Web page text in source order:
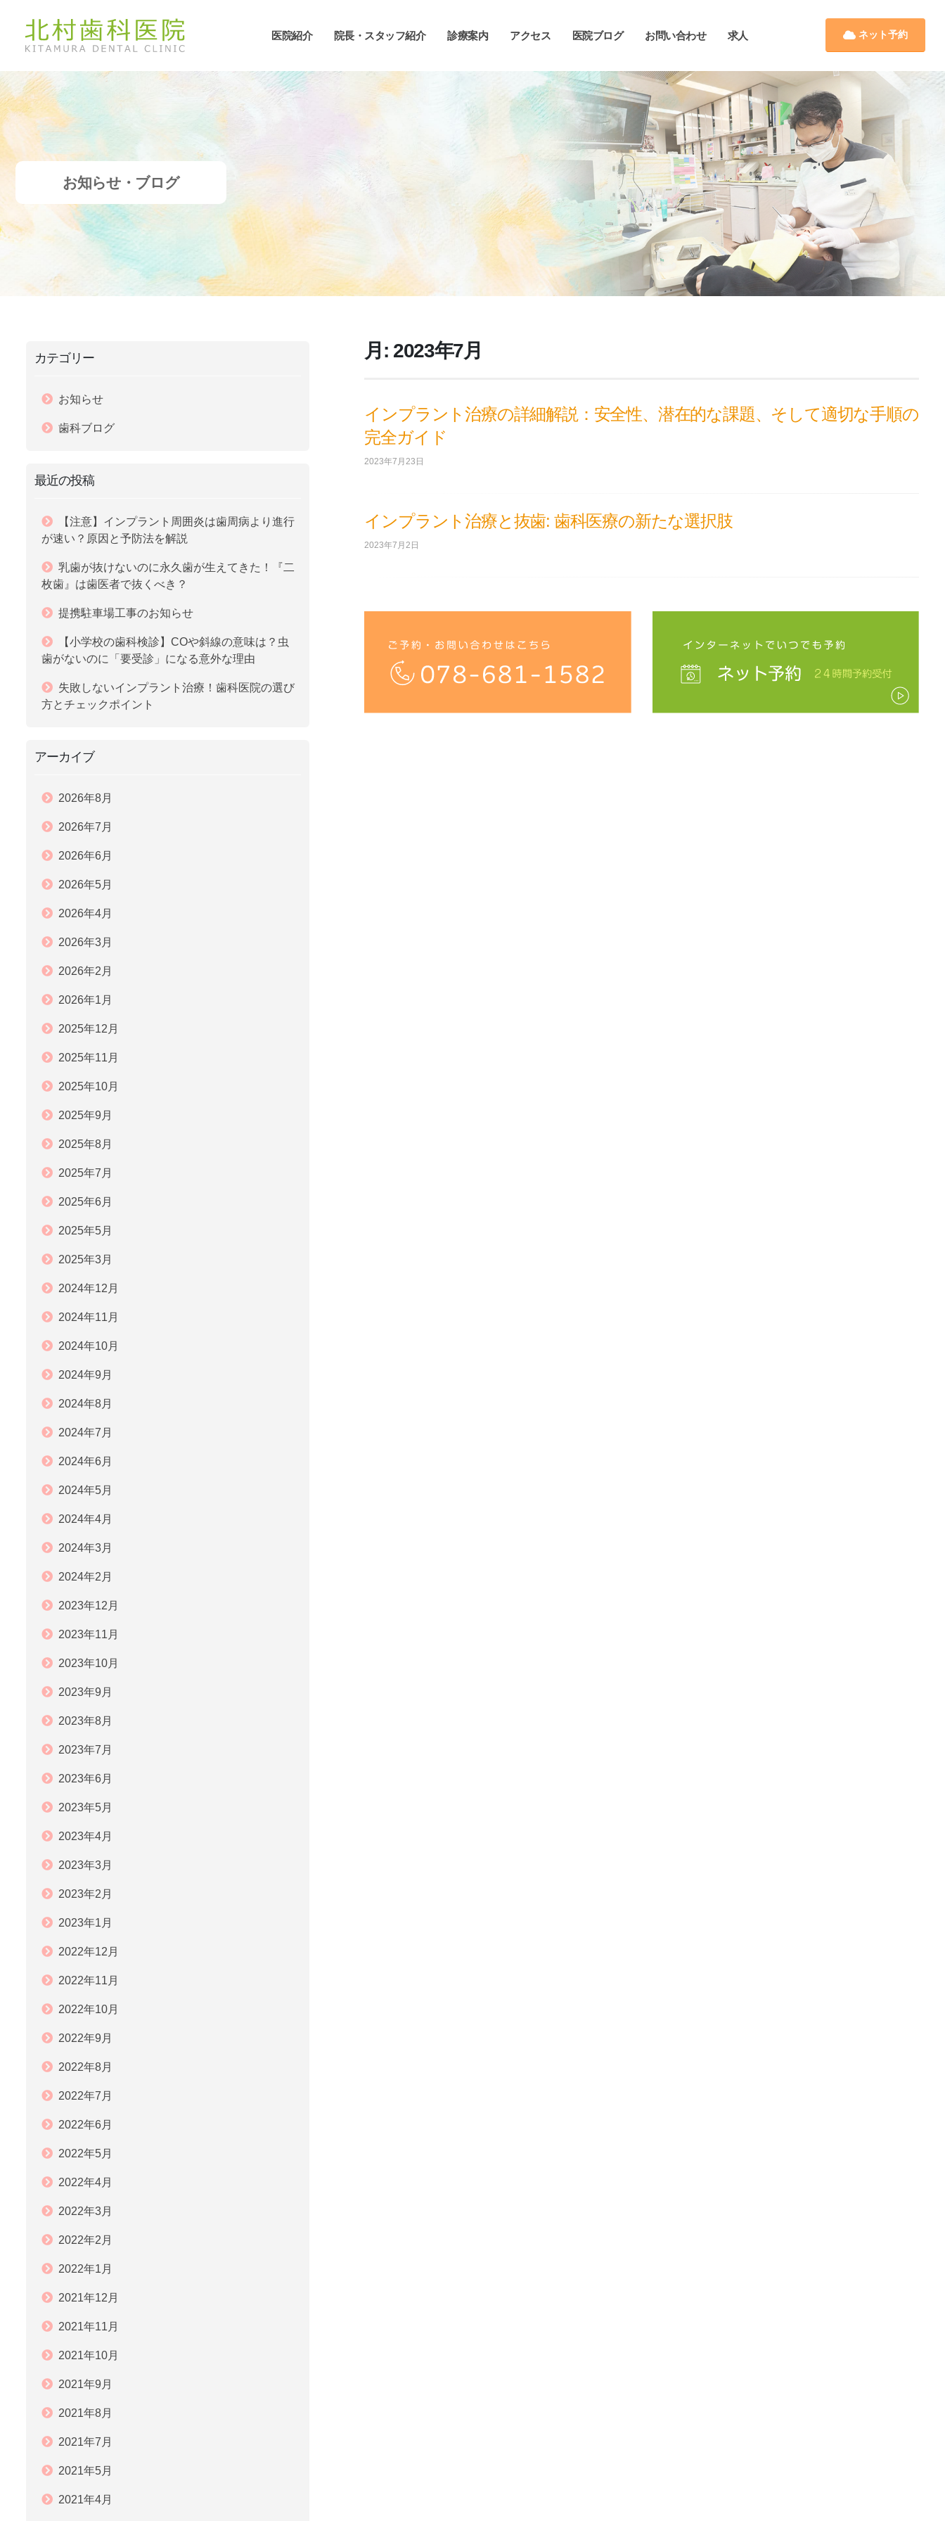
医院紹介 院長・スタッフ紹介 診療案内 アクセス 医院ブログ お問い合わせ 求人 ネット予約
お知らせ・ブログ
月: 2023年7月
インプラント治療の詳細解説：安全性、潜在的な課題、そして適切な手順の
完全ガイド
2023年7月23日
インプラント治療と抜歯: 歯科医療の新たな選択肢
2023年7月2日
カテゴリー
お知らせ
歯科ブログ
最近の投稿
【注意】インプラント周囲炎は歯周病より進行
が速い？原因と予防法を解説
乳歯が抜けないのに永久歯が生えてきた！『二
枚歯』は歯医者で抜くべき？
提携駐車場工事のお知らせ
【小学校の歯科検診】COや斜線の意味は？虫
歯がないのに「要受診」になる意外な理由
失敗しないインプラント治療！歯科医院の選び
方とチェックポイント
アーカイブ
2026年8月
2026年7月
2026年6月
2026年5月
2026年4月
2026年3月
2026年2月
2026年1月
2025年12月
2025年11月
2025年10月
2025年9月
2025年8月
2025年7月
2025年6月
2025年5月
2025年3月
2024年12月
2024年11月
2024年10月
2024年9月
2024年8月
2024年7月
2024年6月
2024年5月
2024年4月
2024年3月
2024年2月
2023年12月
2023年11月
2023年10月
2023年9月
2023年8月
2023年7月
2023年6月
2023年5月
2023年4月
2023年3月
2023年2月
2023年1月
2022年12月
2022年11月
2022年10月
2022年9月
2022年8月
2022年7月
2022年6月
2022年5月
2022年4月
2022年3月
2022年2月
2022年1月
2021年12月
2021年11月
2021年10月
2021年9月
2021年8月
2021年7月
2021年5月
2021年4月